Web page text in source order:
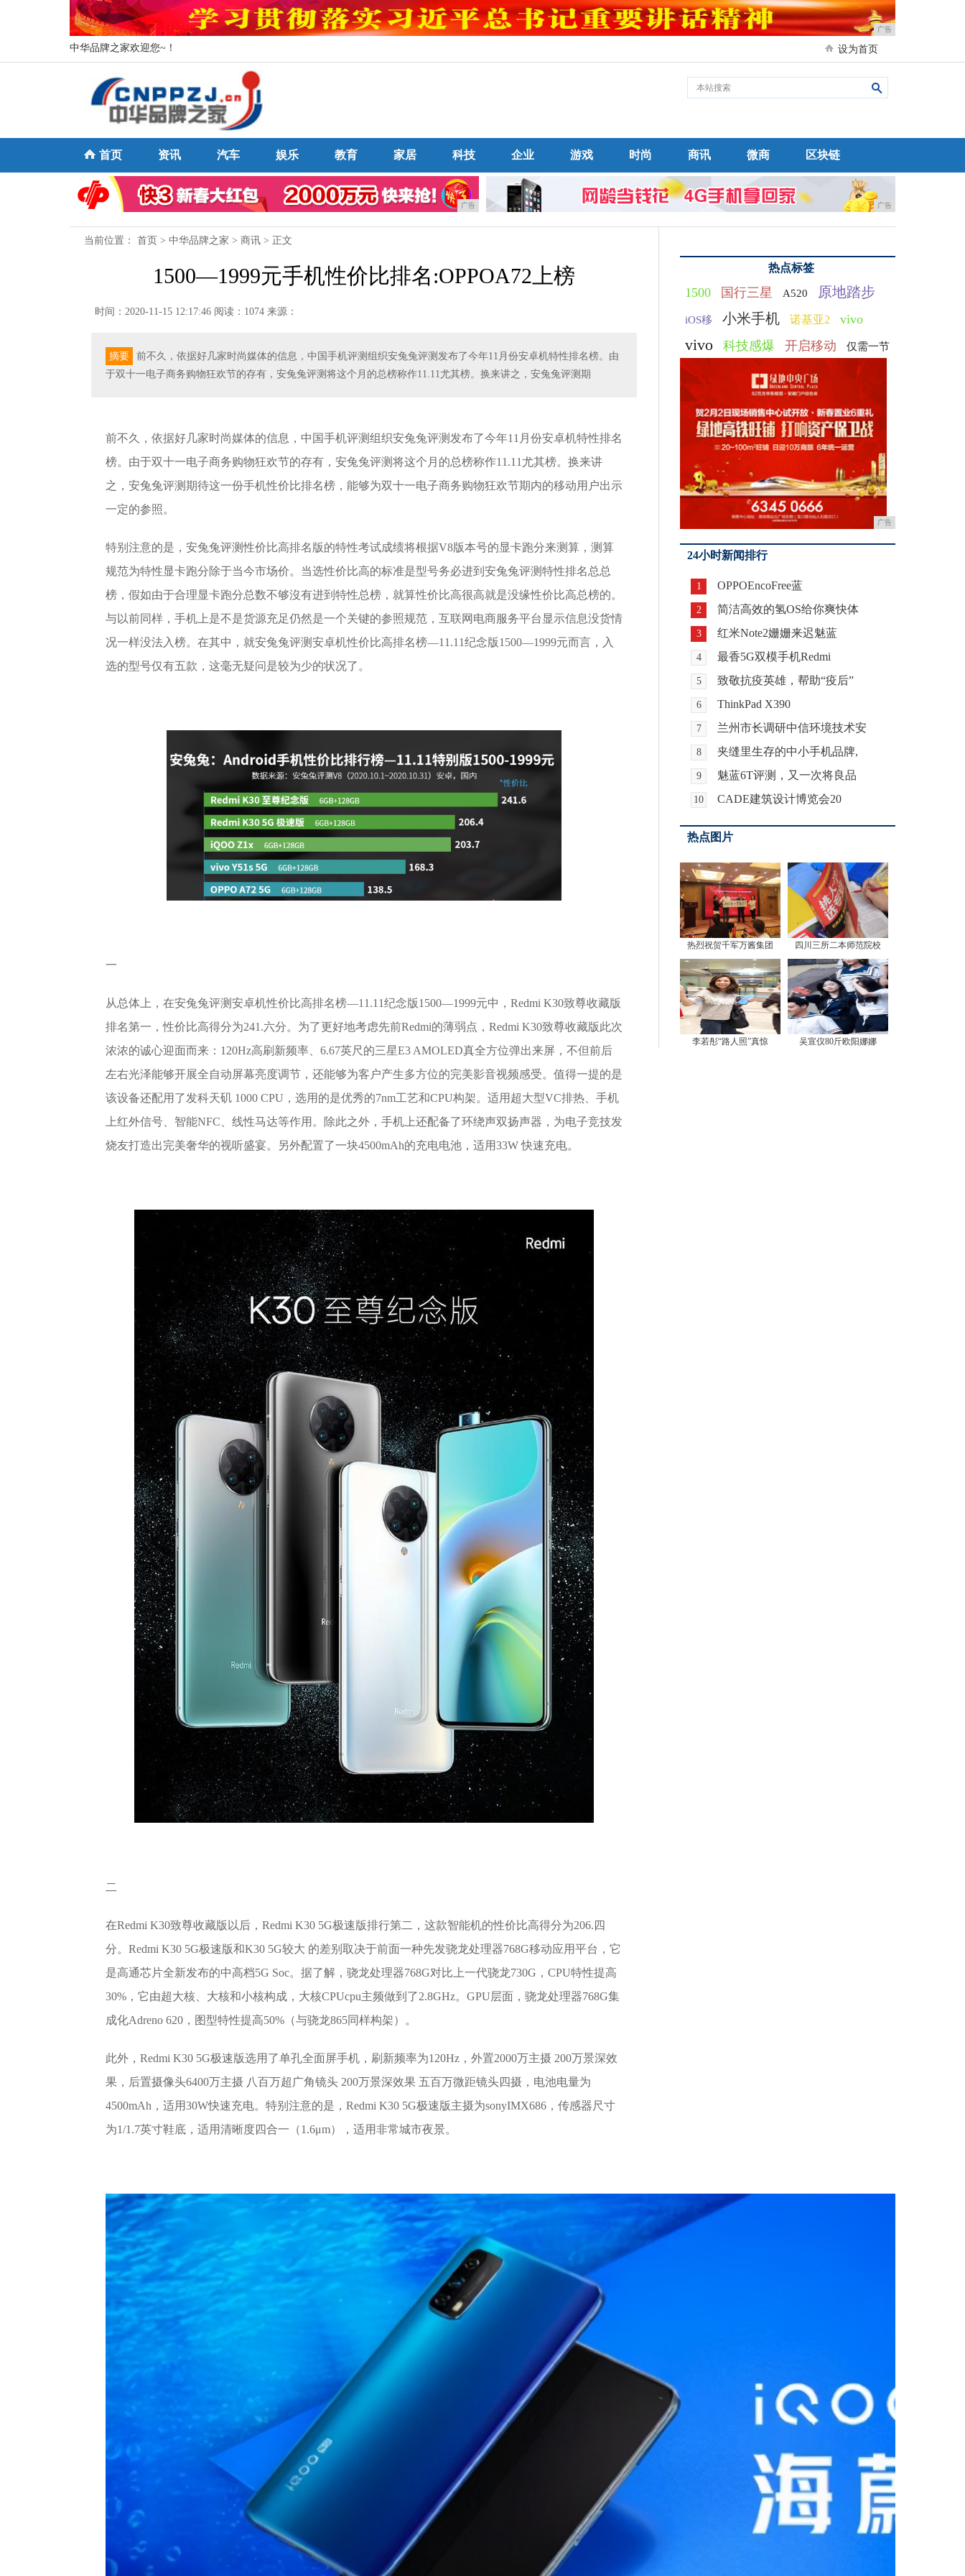
广告
中华品牌之家欢迎您~！ 设为首页
首页 资讯 汽车 娱乐 教育 家居 科技 企业 游戏 时尚 商讯 微商 区块链
广告 广告
当前位置： 首页 > 中华品牌之家 > 商讯 > 正文
1500—1999元手机性价比排名:OPPOA72上榜
时间：2020-11-15 12:17:46 阅读：1074 来源：
摘要
前不久，依据好几家时尚媒体的信息，中国手机评测组织安兔兔评测发布了今年11月份安卓机特性排名榜。由
于双十一电子商务购物狂欢节的存有，安兔兔评测将这个月的总榜称作11.11尤其榜。换来讲之，安兔兔评测期
前不久，依据好几家时尚媒体的信息，中国手机评测组织安兔兔评测发布了今年11月份安卓机特性排名
榜。由于双十一电子商务购物狂欢节的存有，安兔兔评测将这个月的总榜称作11.11尤其榜。换来讲
之，安兔兔评测期待这一份手机性价比排名榜，能够为双十一电子商务购物狂欢节期内的移动用户出示
一定的参照。
特别注意的是，安兔兔评测性价比高排名版的特性考试成绩将根据V8版本号的显卡跑分来测算，测算
规范为特性显卡跑分除于当今市场价。当选性价比高的标准是型号务必进到安兔兔评测特性排名总总
榜，假如由于合理显卡跑分总数不够沒有进到特性总榜，就算性价比高很高就是没缘性价比高总榜的。
与以前同样，手机上是不是货源充足仍然是一个关键的参照规范，互联网电商服务平台显示信息没货情
况一样没法入榜。在其中，就安兔兔评测安卓机性价比高排名榜—11.11纪念版1500—1999元而言，入
选的型号仅有五款，这毫无疑问是较为少的状况了。
一
从总体上，在安兔兔评测安卓机性价比高排名榜—11.11纪念版1500—1999元中，Redmi K30致尊收藏版
排名第一，性价比高得分为241.六分。为了更好地考虑先前Redmi的薄弱点，Redmi K30致尊收藏版此次
浓浓的诚心迎面而来：120Hz高刷新频率、6.67英尺的三星E3 AMOLED真全方位弹出来屏，不但前后
左右光泽能够开展全自动屏幕亮度调节，还能够为客户产生多方位的完美影音视频感受。值得一提的是
该设备还配用了发科天矶 1000 CPU，选用的是优秀的7nm工艺和CPU构架。适用超大型VC排热、手机
上红外信号、智能NFC、线性马达等作用。除此之外，手机上还配备了环绕声双扬声器，为电子竞技发
烧友打造出完美奢华的视听盛宴。另外配置了一块4500mAh的充电电池，适用33W 快速充电。
二
在Redmi K30致尊收藏版以后，Redmi K30 5G极速版排行第二，这款智能机的性价比高得分为206.四
分。Redmi K30 5G极速版和K30 5G较大 的差别取决于前面一种先发骁龙处理器768G移动应用平台，它
是高通芯片全新发布的中高档5G Soc。据了解，骁龙处理器768G对比上一代骁龙730G，CPU特性提高
30%，它由超大核、大核和小核构成，大核CPUcpu主频做到了2.8GHz。GPU层面，骁龙处理器768G集
成化Adreno 620，图型特性提高50%（与骁龙865同样构架）。
此外，Redmi K30 5G极速版选用了单孔全面屏手机，刷新频率为120Hz，外置2000万主摄 200万景深效
果，后置摄像头6400万主摄 八百万超广角镜头 200万景深效果 五百万微距镜头四摄，电池电量为
4500mAh，适用30W快速充电。特别注意的是，Redmi K30 5G极速版主摄为sonyIMX686，传感器尺寸
为1/1.7英寸鞋底，适用清晰度四合一（1.6μm），适用非常城市夜景。
热点标签
1500 国行三星 A520 原地踏步
iOS移 小米手机 诺基亚2 vivo
vivo 科技感爆 开启移动 仅需一节
广告
24小时新闻排行
1 OPPOEncoFree蓝
2 简洁高效的氢OS给你爽快体
3 红米Note2姗姗来迟魅蓝
4 最香5G双模手机Redmi
5 致敬抗疫英雄，帮助“疫后”
6 ThinkPad X390
7 兰州市长调研中信环境技术安
8 夹缝里生存的中小手机品牌,
9 魅蓝6T评测，又一次将良品
10 CADE建筑设计博览会20
热点图片
热烈祝贺千军万酱集团 四川三所二本师范院校
李若彤“路人照”真惊 吴宣仪80斤欧阳娜娜